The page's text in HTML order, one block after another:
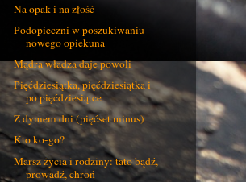
Na opak i na złość
Podopieczni w poszukiwaniu
nowego opiekuna
Mądra władza daje powoli
Pięćdziesiątka, pięćdziesiątka i
po pięćdziesiątce
Z dymem dni (pięćset minus)
Kto ko-go?
Marsz życia i rodziny: tato bądź,
prowadź, chroń